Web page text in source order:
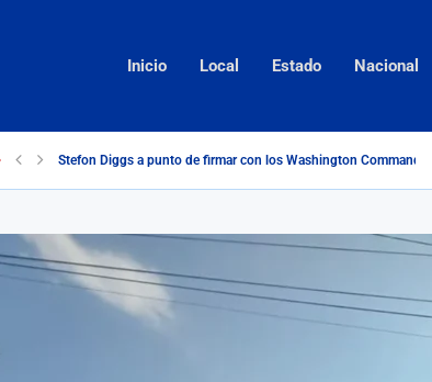
Inicio Local Estado Nacional
Stefon Diggs a punto de firmar con los Washington Commanders